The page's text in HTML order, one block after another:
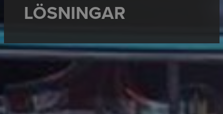
LÖSNINGAR